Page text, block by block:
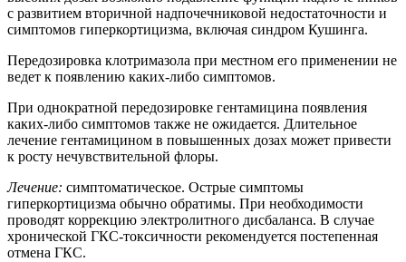
с развитием вторичной надпочечниковой недостаточности и
симптомов гиперкортицизма, включая синдром Кушинга.
Передозировка клотримазола при местном его применении не
ведет к появлению каких-либо симптомов.
При однократной передозировке гентамицина появления
каких-либо симптомов также не ожидается. Длительное
лечение гентамицином в повышенных дозах может привести
к росту нечувствительной флоры.
Лечение: симптоматическое. Острые симптомы
гиперкортицизма обычно обратимы. При необходимости
проводят коррекцию электролитного дисбаланса. В случае
хронической ГКС-токсичности рекомендуется постепенная
отмена ГКС.